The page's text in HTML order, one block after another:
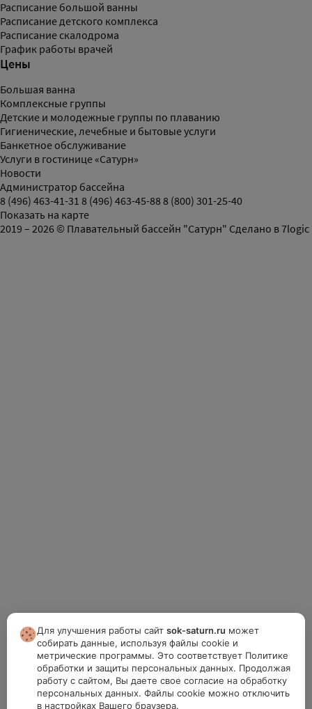
Расписание большой ванны
Расписание детского комплекса
Расписание скалодрома
График работы врачей
Цены
Большая ванна
Комплексные группы
Детские и молодежные группы по плаванию
Гигиенические, лечебные и бытовые услуги
Банкетное обслуживание
Услуги в гостинице «Сатурн»
Новости
Администратор бассейна
8 (496) 463-41-31 8 (496) 463-45-888 (800) 301-25-40
Показать на карте
2019 – 2026 © Плавательный бассейн "Сатурн" Сделано в7logic
Для улучшения работы сайтsok-saturn.ru может
собирать данные, используя файлы cookie и
метрические программы. Это соответствует Политике
обработки и защиты персональных данных. Продолжая
работу с сайтом, Вы даете свое согласие на обработку
персональных данных. Файлы cookie можно отключить
в настройках Вашего браузера.